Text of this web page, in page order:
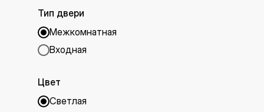
Тип двери
Межкомнатная
Входная
Цвет
Светлая